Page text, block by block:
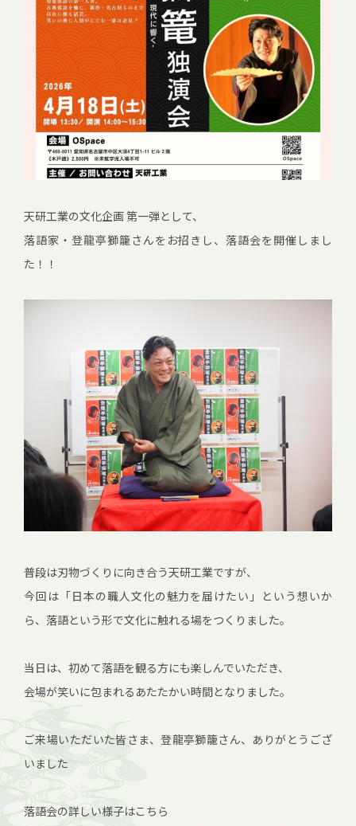
天研工業の文化企画 第一弾として、
落語家・登龍亭獅籠さんをお招きし、落語会を開催しまし
た！！
普段は刃物づくりに向き合う天研工業ですが、
今回は「日本の職人文化の魅力を届けたい」という想いか
ら、落語という形で文化に触れる場をつくりました。
当日は、初めて落語を観る方にも楽しんでいただき、
会場が笑いに包まれるあたたかい時間となりました。
ご来場いただいた皆さま、登龍亭獅籠さん、ありがとうござ
いました
落語会の詳しい様子はこちら